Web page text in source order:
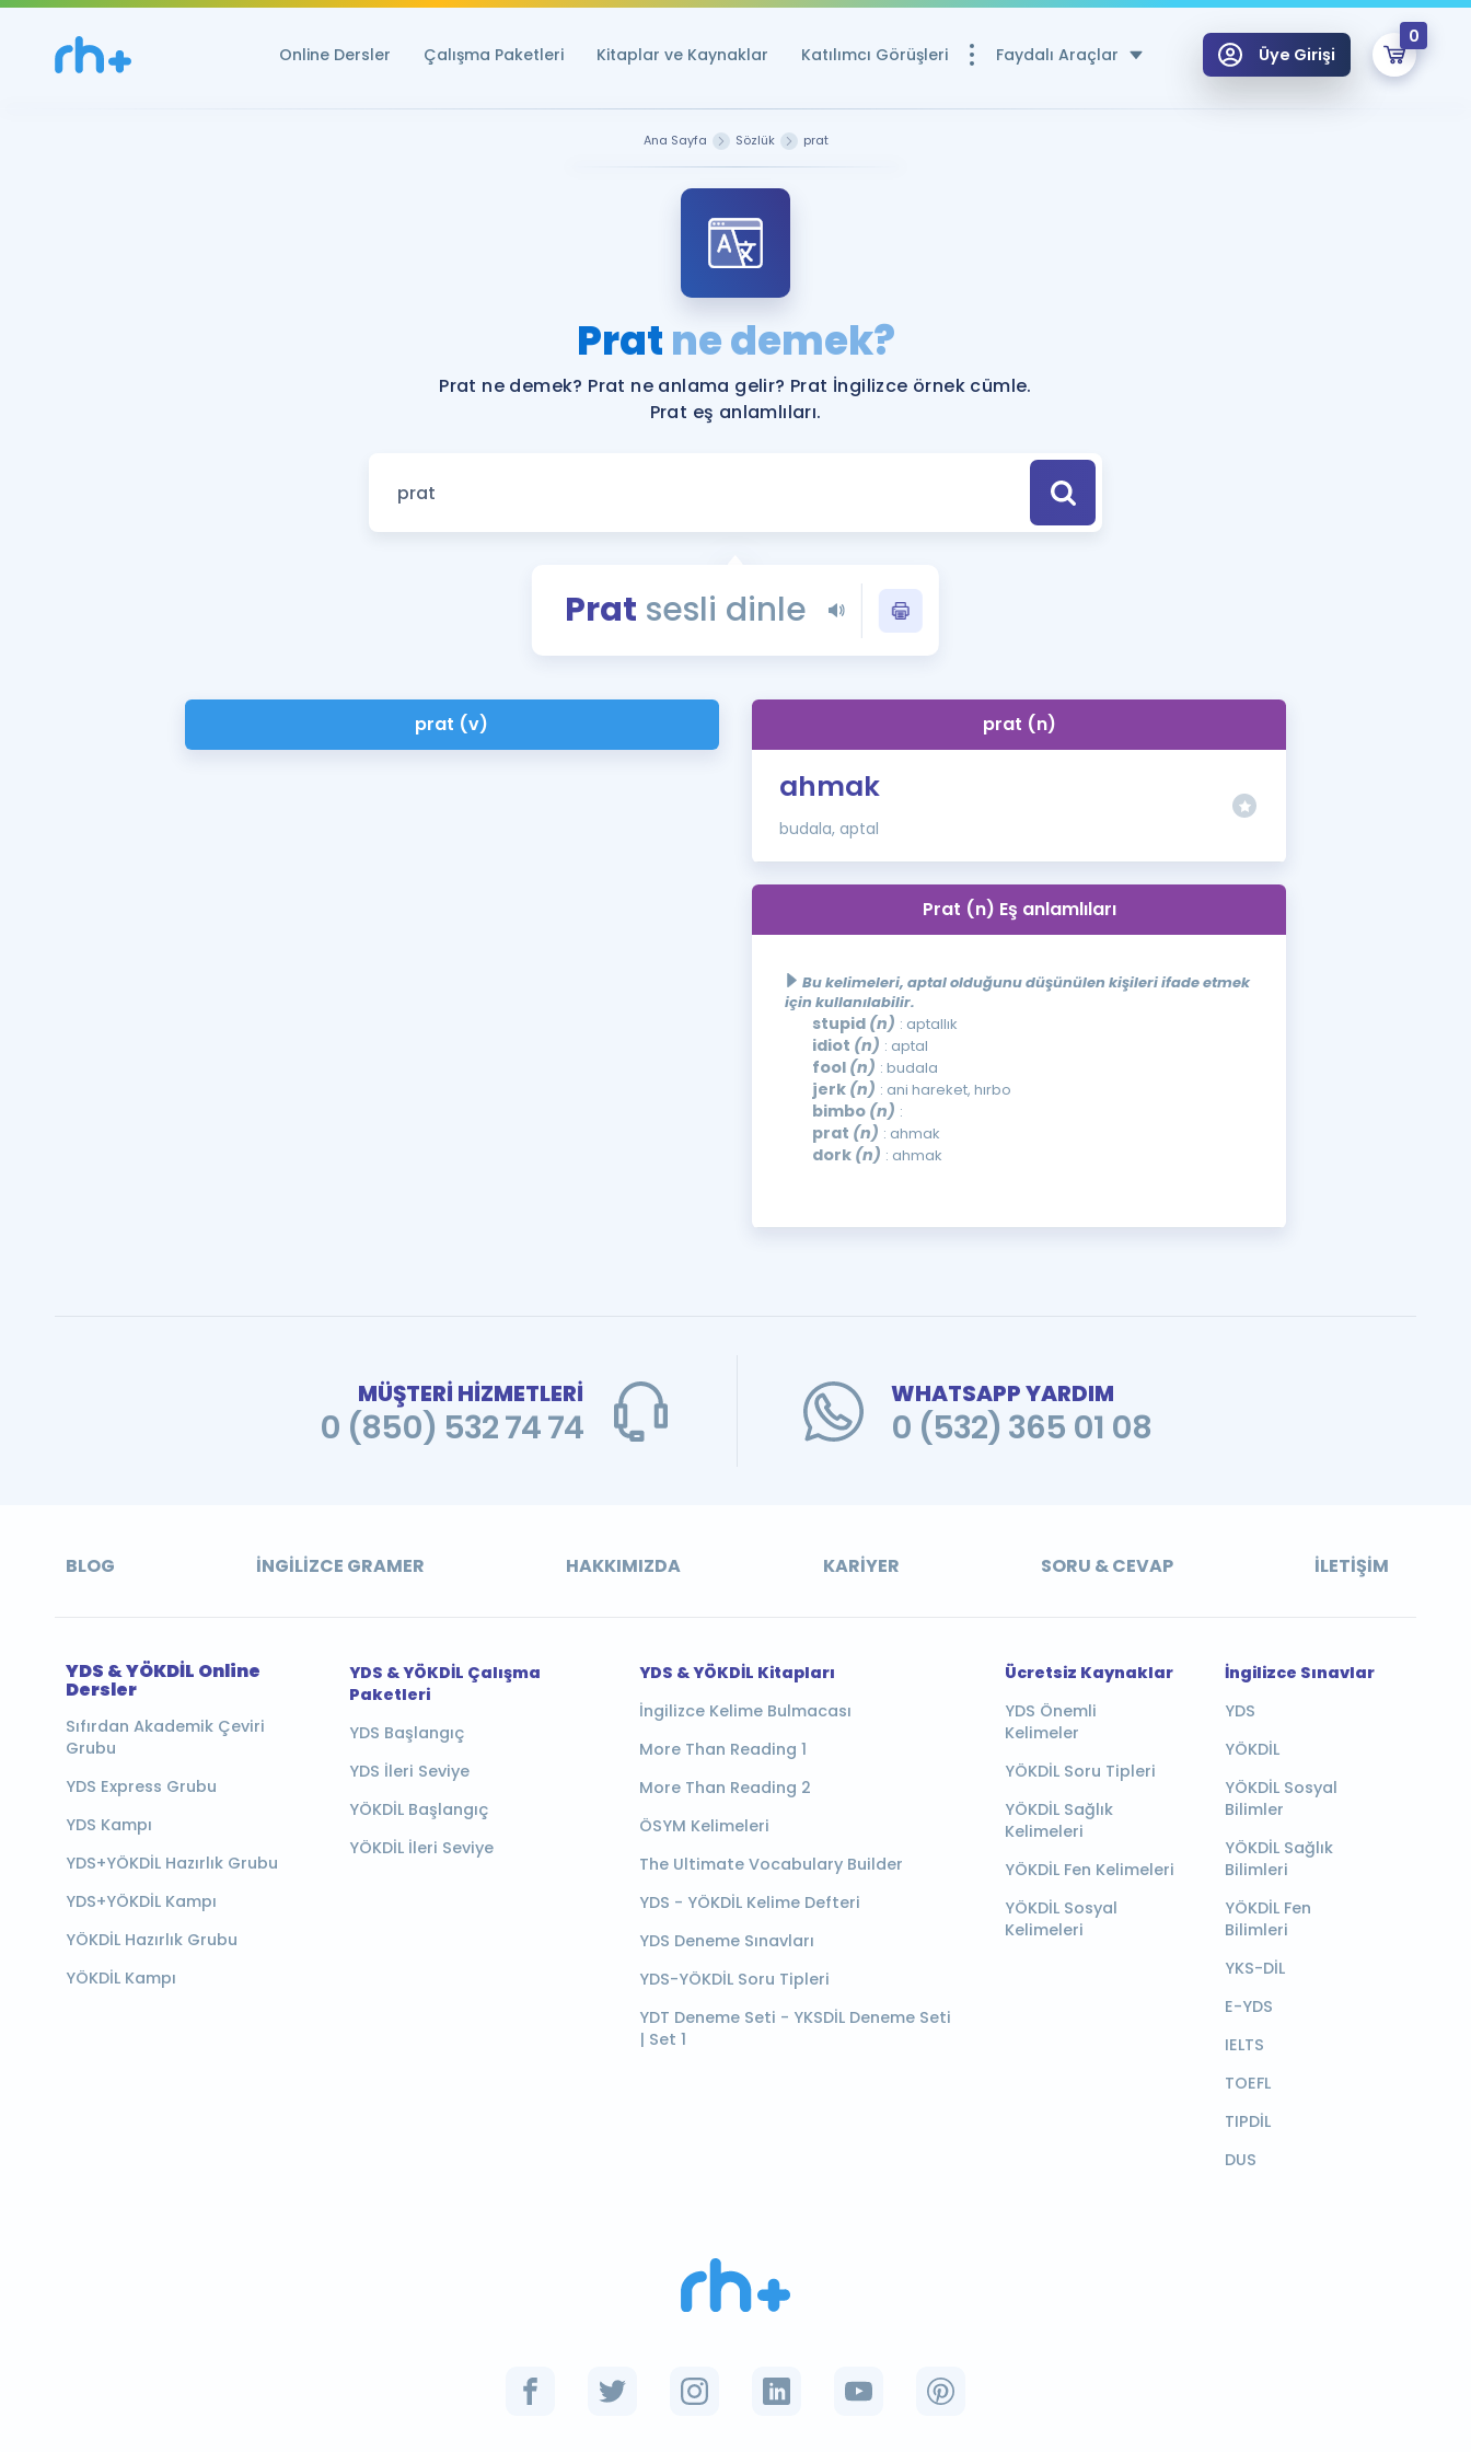
Online Dersler Çalışma Paketleri Kitaplar ve Kaynaklar Katılımcı Görüşleri Faydalı Araçlar
YDS ve YÖKDİL Puan Hesaplama Aracı
YDS ve YÖKDİL'e Hazırlananlar için Öneriler
Tüm ÖSYM Sınavları Tek Takvimde
Blog
YDS - YÖKDİL Tüm Sınavlarla İlgili Haberler
İngilizce Gramer
Üye Girişi
0
Ana Sayfa Sözlük prat
Pratne demek?
Prat ne demek? Prat ne anlama gelir? Prat İngilizce örnek cümle.
Prat eş anlamlıları.
Prat sesli dinle
prat (v) prat (n)
ahmak
budala, aptal
Prat (n) Eş anlamlıları
Bu kelimeleri, aptal olduğunu düşünülen kişileri ifade etmek
için kullanılabilir.
stupid (n) : aptallık
idiot (n) : aptal
fool (n) : budala
jerk (n) : ani hareket, hırbo
bimbo (n) :
prat (n) : ahmak
dork (n) : ahmak
MÜŞTERİ HİZMETLERİ
0 (850) 532 74 74
WHATSAPP YARDIM
0 (532) 365 01 08
BLOG İNGILIZCE GRAMER HAKKIMIZDA KARIYER SORU & CEVAP İLETIŞIM
YDS & YÖKDİL Online
Dersler
Sıfırdan Akademik Çeviri
Grubu
YDS Express Grubu
YDS Kampı
YDS+YÖKDİL Hazırlık Grubu
YDS+YÖKDİL Kampı
YÖKDİL Hazırlık Grubu
YÖKDİL Kampı
YDS & YÖKDİL Çalışma
Paketleri
YDS Başlangıç
YDS İleri Seviye
YÖKDİL Başlangıç
YÖKDİL İleri Seviye
YDS & YÖKDİL Kitapları
İngilizce Kelime Bulmacası
More Than Reading 1
More Than Reading 2
ÖSYM Kelimeleri
The Ultimate Vocabulary Builder
YDS - YÖKDİL Kelime Defteri
YDS Deneme Sınavları
YDS-YÖKDİL Soru Tipleri
YDT Deneme Seti - YKSDİL Deneme Seti
| Set 1
Ücretsiz Kaynaklar
YDS Önemli
Kelimeler
YÖKDİL Soru Tipleri
YÖKDİL Sağlık
Kelimeleri
YÖKDİL Fen Kelimeleri
YÖKDİL Sosyal
Kelimeleri
İngilizce Sınavlar
YDS
YÖKDİL
YÖKDİL Sosyal
Bilimler
YÖKDİL Sağlık
Bilimleri
YÖKDİL Fen
Bilimleri
YKS-DİL
E-YDS
IELTS
TOEFL
TIPDİL
DUS